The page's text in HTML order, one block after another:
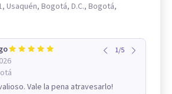
Usaquén, Bogotá, D.C., Bogotá,
1/5
Vale la pena atravesarlo!